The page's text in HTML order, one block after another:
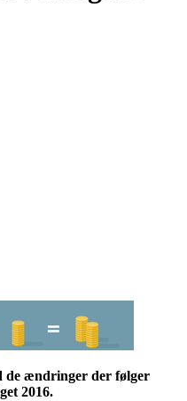
de ændringer der følger
2016.